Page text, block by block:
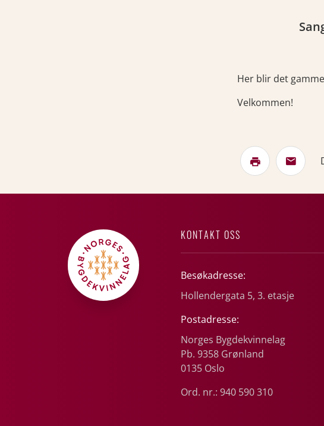
Her blir det
Velkommen!
KONTAKT OSS
Besøkadresse:
Hollendergata 5, 3. etasje
Postadresse:
Norges Bygdekvinnelag
Pb. 9358 Grønland
0135 Oslo
Ord. nr.: 940 590 310